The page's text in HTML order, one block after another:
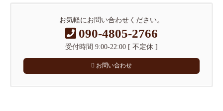
お気軽にお問い合わせください。
090-4805-2766
受付時間 9:00-22:00 [ 不定休 ]
お問い合わせ